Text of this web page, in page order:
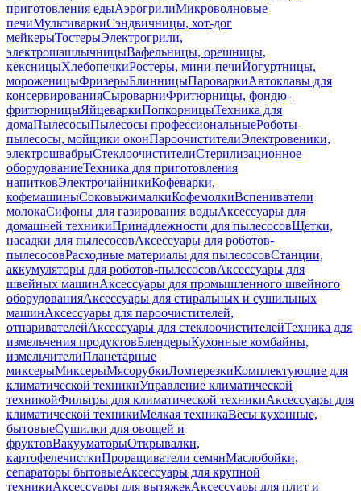
приготовления едыАэрогрилиМикроволновые
печиМультиваркиСэндвичницы, хот-дог
мейкерыТостерыЭлектрогрили,
электрошашлычницыВафельницы, орешницы,
кексницыХлебопечкиРостеры, мини-печиЙогуртницы,
мороженицыФризерыБлинницыПароваркиАвтоклавы для
консервированияСыроварниФритюрницы, фондю-
фритюрницыЯйцеваркиПопкорницыТехника для
домаПылесосыПылесосы профессиональныеРоботы-
пылесосы, мойщики оконПароочистителиЭлектровеники,
электрошвабрыСтеклоочистителиСтерилизационное
оборудованиеТехника для приготовления
напитковЭлектрочайникиКофеварки,
кофемашиныСоковыжималкиКофемолкиВспениватели
молокаСифоны для газирования водыАксессуары для
домашней техникиПринадлежности для пылесосовЩетки,
насадки для пылесосовАксессуары для роботов-
пылесосовРасходные материалы для пылесосовСтанции,
аккумуляторы для роботов-пылесосовАксессуары для
швейных машинАксессуары для промышленного швейного
оборудованияАксессуары для стиральных и сушильных
машинАксессуары для пароочистителей,
отпаривателейАксессуары для стеклоочистителейТехника для
измельчения продуктовБлендерыКухонные комбайны,
измельчителиПланетарные
миксерыМиксерыМясорубкиЛомтерезкиКомплектующие для
климатической техникиУправление климатической
техникойФильтры для климатической техникиАксессуары для
климатической техникиМелкая техникаВесы кухонные,
бытовыеСушилки для овощей и
фруктовВакууматорыОткрывалки,
картофелечисткиПроращиватели семянМаслобойки,
сепараторы бытовыеАксессуары для крупной
техникиАксессуары для вытяжекАксессуары для плит и